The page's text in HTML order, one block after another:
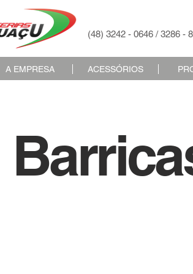
(48) 3242 - 0646 / 3286 -
A EMPRESA ACESSÓRIOS